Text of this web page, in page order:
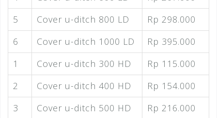
5
Cover u-ditch 800 LD
Rp 298.000
6
Cover u-ditch 1000 LD
Rp 395.000
1
Cover u-ditch 300 HD
Rp 115.000
2
Cover u-ditch 400 HD
Rp 154.000
3
Cover u-ditch 500 HD
Rp 216.000